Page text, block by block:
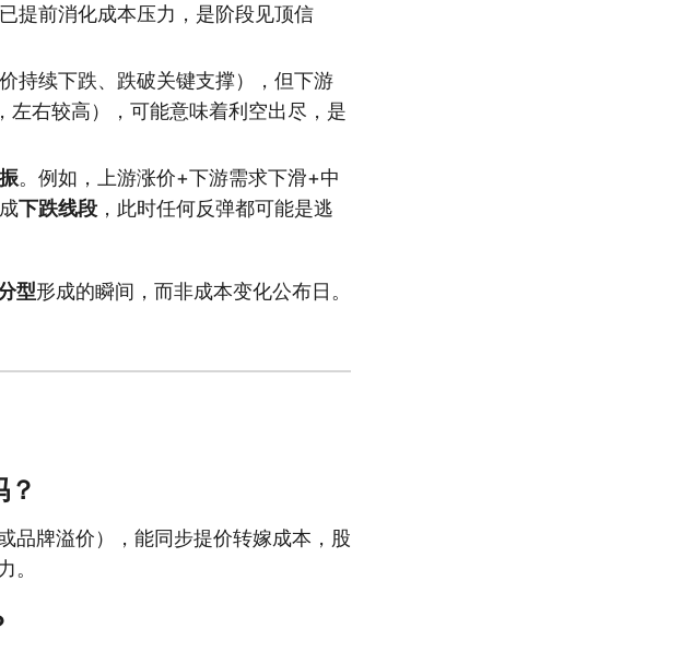
提前消化成本压力，是阶段见顶信
持续下跌、跌破关键支撑），但下游
左右较高），可能意味着利空出尽，是
。例如，上游涨价+下游需求下滑+中
下跌线段 ，此时任何反弹都可能是逃
型形成的瞬间，而非成本变化公布日。
品牌溢价），能同步提价转嫁成本，股
。